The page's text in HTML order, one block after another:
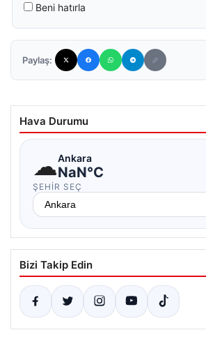
Beni hatırla
Paylaş:
Hava Durumu
☁Ankara
NaN°C
ŞEHIR SEÇ
Bizi Takip Edin